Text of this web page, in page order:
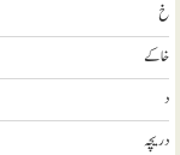
خ
خاکے
د
دریچہ